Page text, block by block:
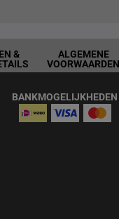
&
ALGEMENE
VOORWAARDEN
BANKMOGELIJKHEDEN